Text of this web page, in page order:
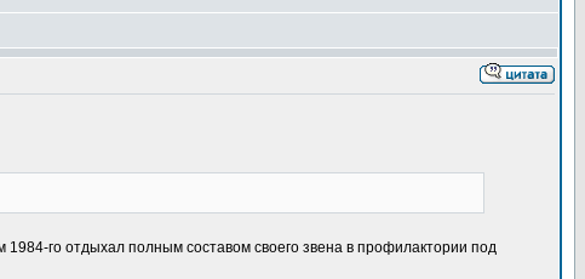
го отдыхал полным составом своего звена в профилактории под